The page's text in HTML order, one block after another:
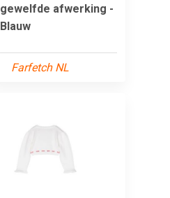
gewelfde afwerking -
Blauw
Farfetch NL